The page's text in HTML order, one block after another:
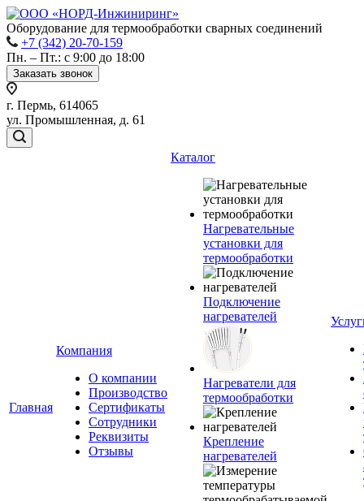
Оборудование для термообработки сварных соединений
+7 (342) 20-70-159
Пн. – Пт.: с 9:00 до 18:00
Заказать звонок
г. Пермь, 614065
ул. Промышленная, д. 61
Главная
Компания
О компании
Производство
Сертификаты
Сотрудники
Реквизиты
Отзывы
Каталог
Нагревательные
установки для
термообработки
Подключение
нагревателей
Нагреватели для
термообработки
Крепление
нагревателей